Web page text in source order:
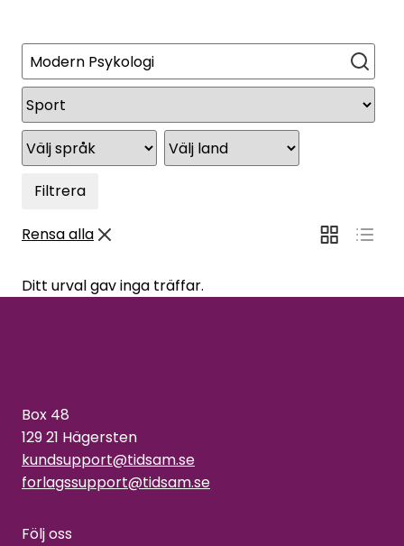
Sök
Filtrera
Rensa alla
Ditt urval gav inga träffar.
Box 48
129 21 Hägersten
kundsupport@tidsam.se
forlagssupport@tidsam.se
Följ oss